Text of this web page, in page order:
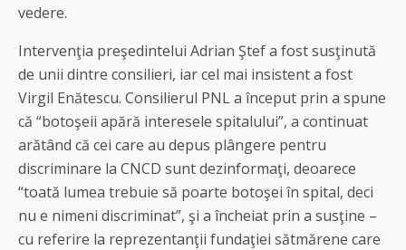
vedere.
Intervenţia preşedintelui Adrian Ştef a fost susţinută
de unii dintre consilieri, iar cel mai insistent a fost
Virgil Enătescu. Consilierul PNL a început prin a spune
că “botoşeii apără interesele spitalului”, a continuat
arătând că cei care au depus plângere pentru
discriminare la CNCD sunt dezinformaţi, deoarece
“toată lumea trebuie să poarte botoşei în spital, deci
nu e nimeni discriminat”, şi a încheiat prin a susţine –
cu referire la reprezentanţii fundaţiei sătmărene care